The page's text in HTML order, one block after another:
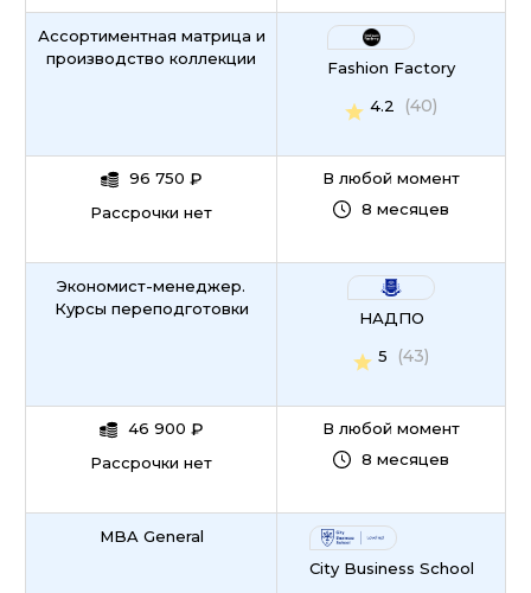
Ассортиментная матрица и
производство коллекции
96 750 ₽
Рассрочки нет
Fashion Factory
4.2
(40)
В любой момент
8 месяцев
Экономист-менеджер.
Курсы переподготовки
46 900 ₽
Рассрочки нет
НАДПО
5
(43)
В любой момент
8 месяцев
MBA General
City Business School